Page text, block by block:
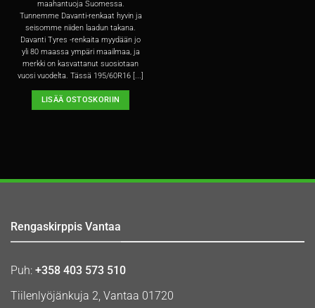
maahantuoja Suomessa.
Tunnemme Davanti-renkaat hyvin ja
seisomme niiden laadun takana.
Davanti Tyres -renkaita myydään jo
yli 80 maassa ympäri maailmaa, ja
merkki on kasvattanut suosiotaan
vuosi vuodelta. Tässä 195/60R16 [...]
LISÄÄ OSTOSKORIIN
Rengaskirppis Vantaa
Puh: +358 403 573 510
Tiilenlyöjänkuja 2, Vantaa 01720